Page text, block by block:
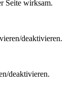
Seite wirksam.
deaktivieren.
deaktivieren.